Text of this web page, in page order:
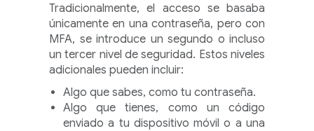
Tradicionalmente, el acceso se basaba
únicamente en una contraseña, pero con
MFA, se introduce un segundo o incluso
un tercer nivel de seguridad. Estos niveles
adicionales pueden incluir:
Algo que sabes, como tu contraseña.
Algo que tienes, como un código
enviado a tu dispositivo móvil o a una